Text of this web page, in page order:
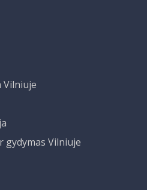
Vilniuje
gydymas Vilniuje